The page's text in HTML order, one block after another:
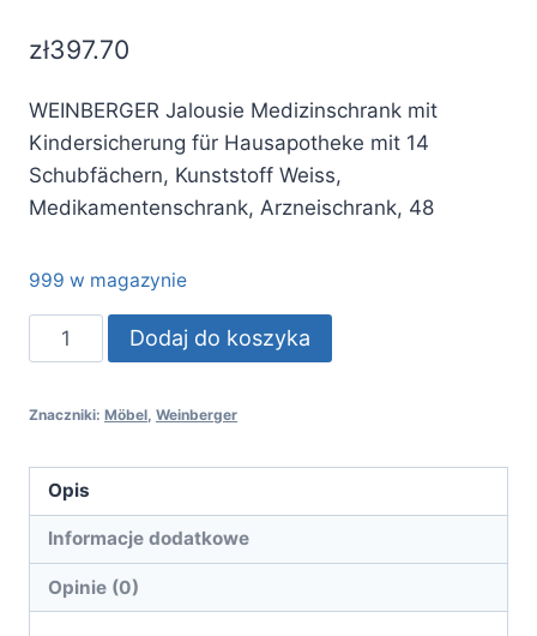
zł397.70
WEINBERGER Jalousie Medizinschrank mit
Kindersicherung für Hausapotheke mit 14
Schubfächern, Kunststoff Weiss,
Medikamentenschrank, Arzneischrank, 48
999 w magazynie
ilość
WEINBERGER
Medizinschrank
Kindersicherung
für
Hausapothek
Dodaj do koszyka
Znaczniki: Möbel Weinberger
Opis
Informacje dodatkowe
Opinie (0)